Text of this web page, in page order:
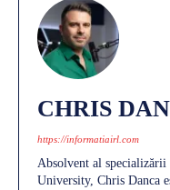
CHRIS
https://informatiairl.com
Absolvent al
University, Chris Danca